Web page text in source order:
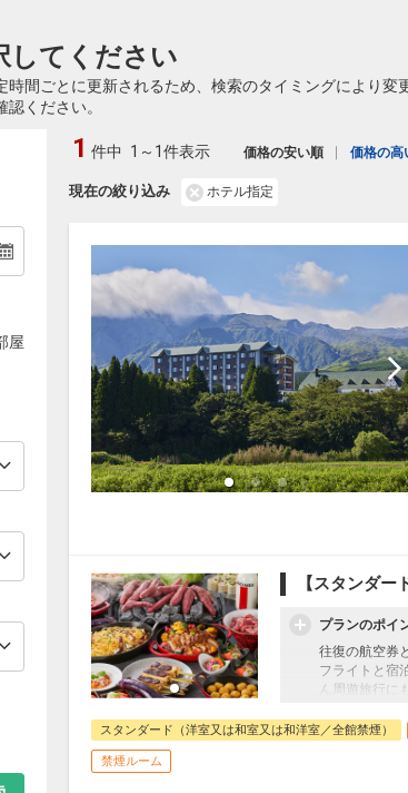
してください
間ごとに更新されるため、検索のタイミングにより
ください。
屋
現在の絞り込み ホテル指定
1 件中 1～1件表示 価格の安い順 価格の高
【スタンダー
プランのポイ
往復の航空券
フライトと宿
ん周遊旅行に
JALマイレー
レストラン
スタンダード（洋室又は和室又は和洋室／全館禁煙）
禁煙ルーム